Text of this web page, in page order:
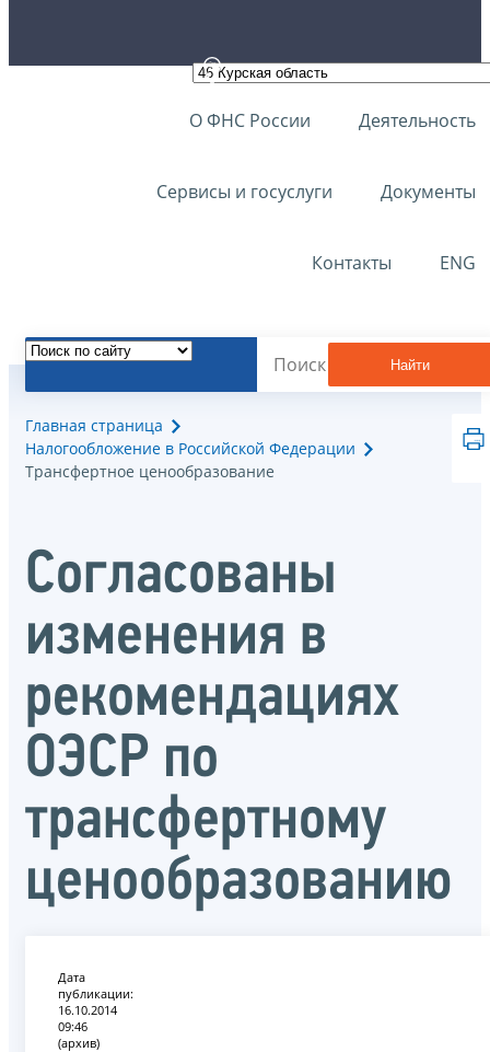
О ФНС России Деятельность
Сервисы и госуслуги Документы
Контакты ENG
Найти
Главная страница
Налогообложение в Российской Федерации
Трансфертное ценообразование
Согласованы
изменения в
рекомендациях
ОЭСР по
трансфертному
ценообразованию
Дата
публикации:
16.10.2014
09:46
(архив)